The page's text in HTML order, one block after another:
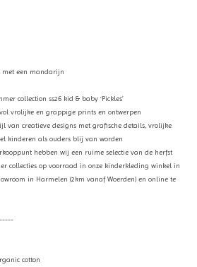
een mandarijn
collection ss26 kid & baby ‘Pickles’
vrolijke en grappige prints en ontwerpen
van creatieve designs met grafische details, vrolijke
kinderen als ouders blij van worden
hebben wij een ruime selectie van de herfst
collecties op voorraad in onze kinderkleding winkel in
in Harmelen (2km vanaf Woerden) en online te
cotton